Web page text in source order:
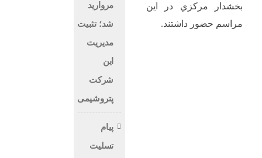
بخشدار مركزي در این
مراسم حضور داشتند.
مروارید
شد؛ تثبیت
مدیریت
این
شرکت
پتروشیمی
پیام
تسلیت